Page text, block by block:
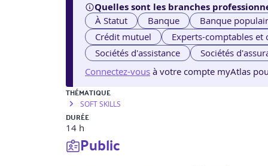
Quelles sont les branches
À Statut Banque Banque
Crédit mutuel
Experts-comptables et
Sociétés d'assistance
Sociétés
Connectez-vous à votre compte myAtlas
THÉMATIQUE
SOFT SKILLS
DURÉE
14 h
Public